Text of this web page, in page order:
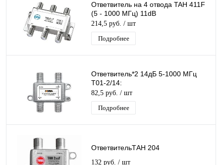
Ответвитель на 4 отвода TAH 411F
(5 - 1000 МГц) 11dB
214,5 руб. / шт
Подробнее
Ответвитель*2 14дБ 5-1000 МГц
T01-2/14:
82,5 руб. / шт
Подробнее
ОтветвительТАН 204
132 руб. / шт